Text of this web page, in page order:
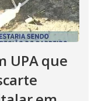
UPA que